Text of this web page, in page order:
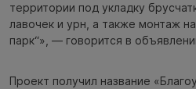
территории под укладку
лавочек и урн, а также монтаж
парк“», — говорится в
Проект получил название